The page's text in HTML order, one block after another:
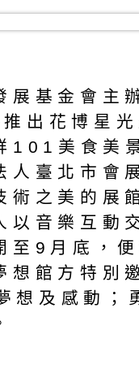
展基金會主
出花博星光
101美食美
人臺北市會
術之美的展
以音樂互動
至9月底，便
想館方特
及感動；